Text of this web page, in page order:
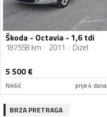
Škoda - Octavia - 1,6 tdi
187558 km 2011 Dizel
5 500€
Nikšić prije 4 dana
BRZA PRETRAGA